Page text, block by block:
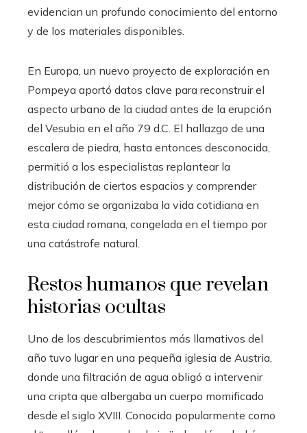
evidencian un profundo conocimiento del entorno
y de los materiales disponibles.
En Europa, un nuevo proyecto de exploración en
Pompeya aportó datos clave para reconstruir el
aspecto urbano de la ciudad antes de la erupción
del Vesubio en el año 79 d.C. El hallazgo de una
escalera de piedra, hasta entonces desconocida,
permitió a los especialistas replantear la
distribución de ciertos espacios y comprender
mejor cómo se organizaba la vida cotidiana en
esta ciudad romana, congelada en el tiempo por
una catástrofe natural.
Restos humanos que revelan
historias ocultas
Uno de los descubrimientos más llamativos del
año tuvo lugar en una pequeña iglesia de Austria,
donde una filtración de agua obligó a intervenir
una cripta que albergaba un cuerpo momificado
desde el siglo XVIII. Conocido popularmente como